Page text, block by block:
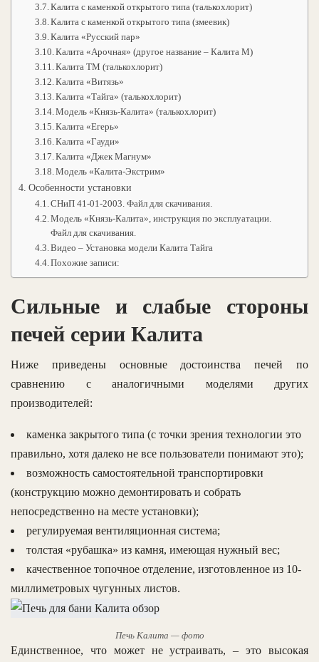
Калита с каменкой открытого типа (талькохлорит)
Калита с каменкой открытого типа (змеевик)
Калита «Русский пар»
Калита «Арочная» (другое название – Калита М)
Калита ТМ (талькохлорит)
Калита «Витязь»
Калита «Тайга» (талькохлорит)
Модель «Князь-Калита» (талькохлорит)
Калита «Егерь»
Калита «Гауди»
Калита «Джек Магнум»
Модель «Калита-Экстрим»
Особенности установки
СНиП 41-01-2003. Файл для скачивания.
Модель «Князь-Калита», инструкция по эксплуатации.
Файл для скачивания.
Видео – Установка модели Калита Тайга
Похожие записи:
Сильные и слабые стороны
печей серии Калита
Ниже приведены основные достоинства печей по
сравнению с аналогичными моделями других
производителей:
каменка закрытого типа (с точки зрения технологии это
правильно, хотя далеко не все пользователи понимают это);
возможность самостоятельной транспортировки
(конструкцию можно демонтировать и собрать
непосредственно на месте установки);
регулируемая вентиляционная система;
толстая «рубашка» из камня, имеющая нужный вес;
качественное топочное отделение, изготовленное из 10-
миллиметровых чугунных листов.
Печь Калита — фото
Единственное, что может не устраивать, – это высокая